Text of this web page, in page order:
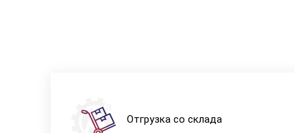
Отгрузка со склада